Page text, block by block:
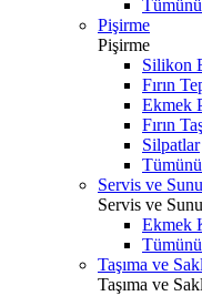
Pişirme
Pişirme
Silikon
Fırın
Ekmek
Fırın
Silpatlar
Servis ve
Servis ve
Ekmek
Taşıma ve
Taşıma ve